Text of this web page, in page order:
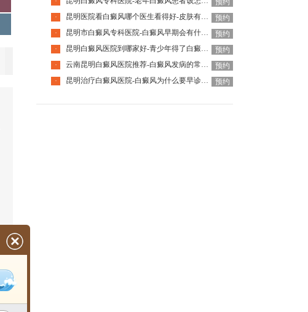
预约
·
昆明医院看白癜风哪个医生看得好-皮肤有白癜风后该怎么护理
预约
·
昆明市白癜风专科医院-白癜风早期会有什么症状
预约
·
昆明白癜风医院到哪家好-青少年得了白癜风该怎么科学治疗呢
预约
·
云南昆明白癜风医院推荐-白癜风发病的常见诱因是什么
预约
·
昆明治疗白癜风医院-白癜风为什么要早诊早治 预约